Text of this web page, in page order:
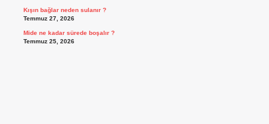
Kışın bağlar neden sulanır ?
Temmuz 27, 2026
Mide ne kadar sürede boşalır ?
Temmuz 25, 2026